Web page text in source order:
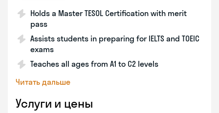
Holds a Master TESOL Certification with merit
pass
Assists students in preparing for IELTS and TOEIC
exams
Teaches all ages from A1 to C2 levels
Читать дальше
Услуги и цены